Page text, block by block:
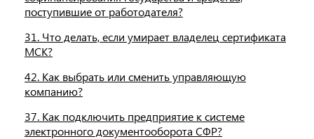
поступившие от работодателя?
31. Что делать, если умирает владелец сертификата
МСК?
42. Как выбрать или сменить управляющую
компанию?
37. Как подключить предприятие к системе
электронного документооборота СФР?